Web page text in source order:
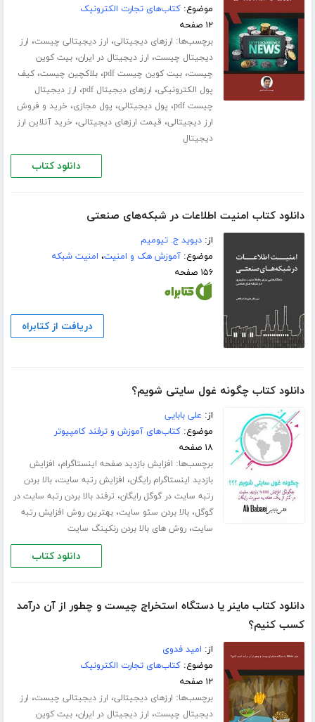
موضوع:کتاب‌های تجارت الکترونیک
۱۲ صفحه
برچسب‌ها: ارزهای دیجیتالی، ارز دیجیتالی چیست، ارز
دیجیتال چیست، ارز دیجیتال در ایران،بیت کوین
چیست،بیت کوین چیست pdf ،بلاکچین چیست،کیف
پول الکترونیکی، ارزهای دیجیتال pdf ، ارز دیجیتال
چیست pdf
، پول دیجیتالی، پول مجازی، خرید و فروش
ارز دیجیتالی، قیمت ارزهای دیجیتالی، خرید آنلاین ارز
دیجیتال
دانلود کتاب
دانلود کتاب امنیت اطلاعات در شبکه‌های صنعتی
از:دیوید ج. تیومیم
موضوع:آموزش هک و امنیت، امنیت شبکه
۱۵۶ صفحه
دریافت از کتابراه
دانلود کتاب چگونه غول سایتی شویم؟
از: علی بابایی
موضوع:کتاب‌های آموزش و ترفند کامپیوتر
۱۸ صفحه
برچسب‌ها: افزایش بازدید صفحه اینستاگرام، افزایش
بازدید اینستاگرام رایگان، افزایش رتبه سایت،بالا بردن
رتبه سایت در گوگل رایگان، ترفند بالا بردن رتبه سایت در
گوگل،بالا بردن سئو سایت،بهترین روش افزایش رتبه
سایت،روش های بالا بردن رنکینگ سایت
دانلود کتاب
دانلود کتاب ماینر یا دستگاه استخراج چیست و چطور از آن درآمد
کسب کنیم؟
از: امید فدوی
موضوع:کتاب‌های تجارت الکترونیک
۱۲ صفحه
برچسب‌ها: ارزهای دیجیتالی، ارز دیجیتالی چیست، ارز
دیجیتال چیست، ارز دیجیتال در ایران،بیت کوین